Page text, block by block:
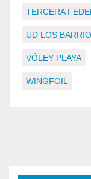
TERCERA
UD LOS
VÓLEY PLAYA
WINGFOIL